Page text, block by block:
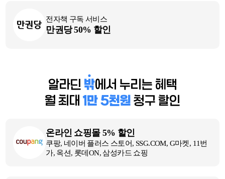
전자책 구독 서비스
만권당 50% 할인
알라딘 밖에서 누리는 혜택
월 최대 1만 5천원 청구 할인
온라인 쇼핑몰 5% 할인
쿠팡, 네이버 플러스 스토어, SSG.COM, G마켓, 11번
가, 옥션, 롯데ON, 삼성카드 쇼핑